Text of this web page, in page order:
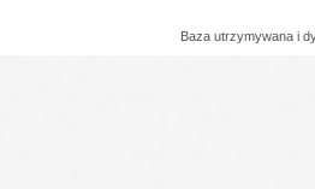
Baza utrzymywana i